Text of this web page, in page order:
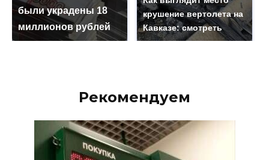
были украдены 18
миллионов рублей
крушение вертолета на
Кавказе: смотреть
Рекомендуем